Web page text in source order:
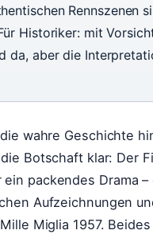
Rennszenen
Historiker: mit
da, aber die
wahre Geschichte
Botschaft klar: Der
packendes Drama –
Aufzeichnungen
Miglia 1957.